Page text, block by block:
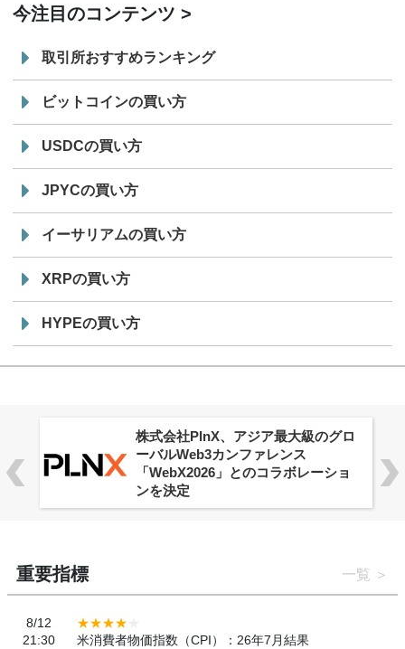
今注目のコンテンツ
取引所おすすめランキング
ビットコインの買い方
USDCの買い方
JPYCの買い方
イーサリアムの買い方
XRPの買い方
HYPEの買い方
株式会社PlnX、アジア最大級のグロ
ーバルWeb3カンファレンス
「WebX2026」とのコラボレーショ
ンを決定
重要指標 一覧
8/12
21:30
米消費者物価指数（CPI）：26年7月結果